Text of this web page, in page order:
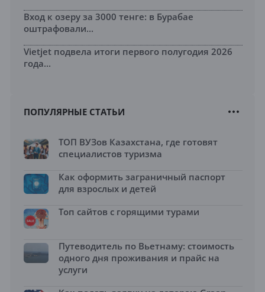
Вход к озеру за 3000 тенге: в Бурабае
оштрафовали...
Vietjet подвела итоги первого полугодия 2026
года...
ПОПУЛЯРНЫЕ СТАТЬИ
ТОП ВУЗов Казахстана, где готовят
специалистов туризма
Как оформить заграничный паспорт
для взрослых и детей
Топ сайтов с горящими турами
Путеводитель по Вьетнаму: стоимость
одного дня проживания и прайс на
услуги